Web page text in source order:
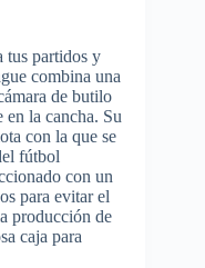
tus partidos y
combina una
de butilo
en la cancha. Su
con la que se
fútbol
con un
para evitar el
producción de
caja para